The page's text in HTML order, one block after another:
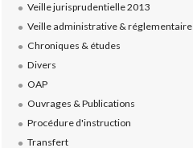
Veille jurisprudentielle 2013
Veille administrative & réglementaire
Chroniques & études
Divers
OAP
Ouvrages & Publications
Procédure d'instruction
Transfert